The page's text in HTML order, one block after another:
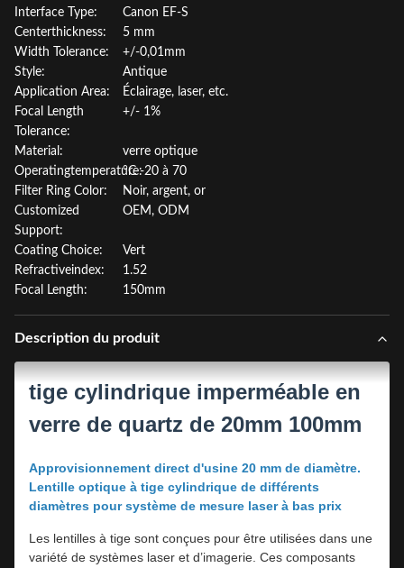
Interface Type:
Canon EF-S
Centerthickness:
5 mm
Width Tolerance:
+/-0,01mm
Style:
Antique
Application Area:
Éclairage, laser, etc.
Focal Length
Tolerance:
+/- 1%
Material:
verre optique
Operatingtemperature:°C -20 à 70
Filter Ring Color:
Noir, argent, or
Customized
Support:
OEM, ODM
Coating Choice:
Vert
Refractiveindex:
1.52
Focal Length:
150mm
Description du produit
tige cylindrique imperméable en
verre de quartz de 20mm 100mm
Approvisionnement direct d'usine 20 mm de diamètre.
Lentille optique à tige cylindrique de différents
diamètres pour système de mesure laser à bas prix
Les lentilles à tige sont conçues pour être utilisées dans une
variété de systèmes laser et d’imagerie. Ces composants